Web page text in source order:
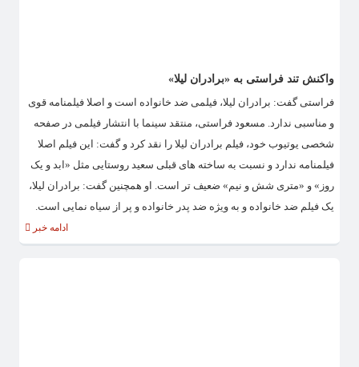
واکنش تند فراستی به «برادران لیلا»
فراستی گفت: برادران لیلا، فیلمی ضد خانواده است و اصلا فیلمنامه قوی
و مناسبی ندارد. مسعود فراستی، منتقد سینما با انتشار فیلمی در صفحه
شخصی یوتیوب خود، فیلم برادران لیلا را نقد کرد و گفت: این فیلم اصلا
فیلمنامه ندارد و نسبت به ساخته های قبلی سعید روستایی مثل «ابد و یک
روز» و «متری شش و نیم» ضعیف تر است. او همچنین گفت: برادران لیلا،
یک فیلم ضد خانواده و به ویژه ضد پدر خانواده و پر از سیاه نمایی است.
ادامه خبر